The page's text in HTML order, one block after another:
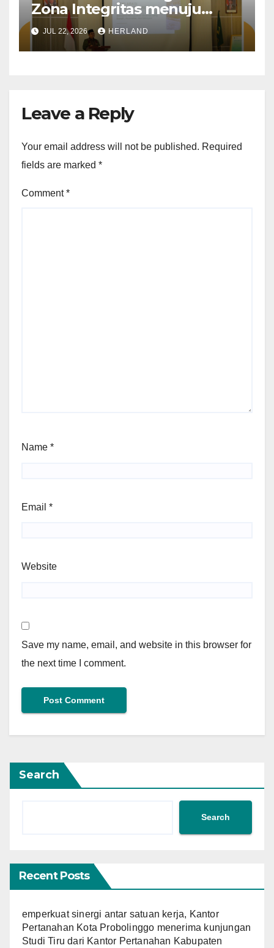
Zona Integritas menuju
Wilayah Bebas dari Korupsi
(WBK) dan Wilayah Birokrasi
Bersih Melayani (WBBM)
JUL 22, 2026 HERLAND
Leave a Reply
Your email address will not be published. Required
fields are marked *
Comment*
Name *
Email *
Website
Save my name, email, and website in this browser for
the next time I comment.
Search
Search
Recent Posts
emperkuat sinergi antar satuan kerja, Kantor
Pertanahan Kota Probolinggo menerima kunjungan
Studi Tiru dari Kantor Pertanahan Kabupaten